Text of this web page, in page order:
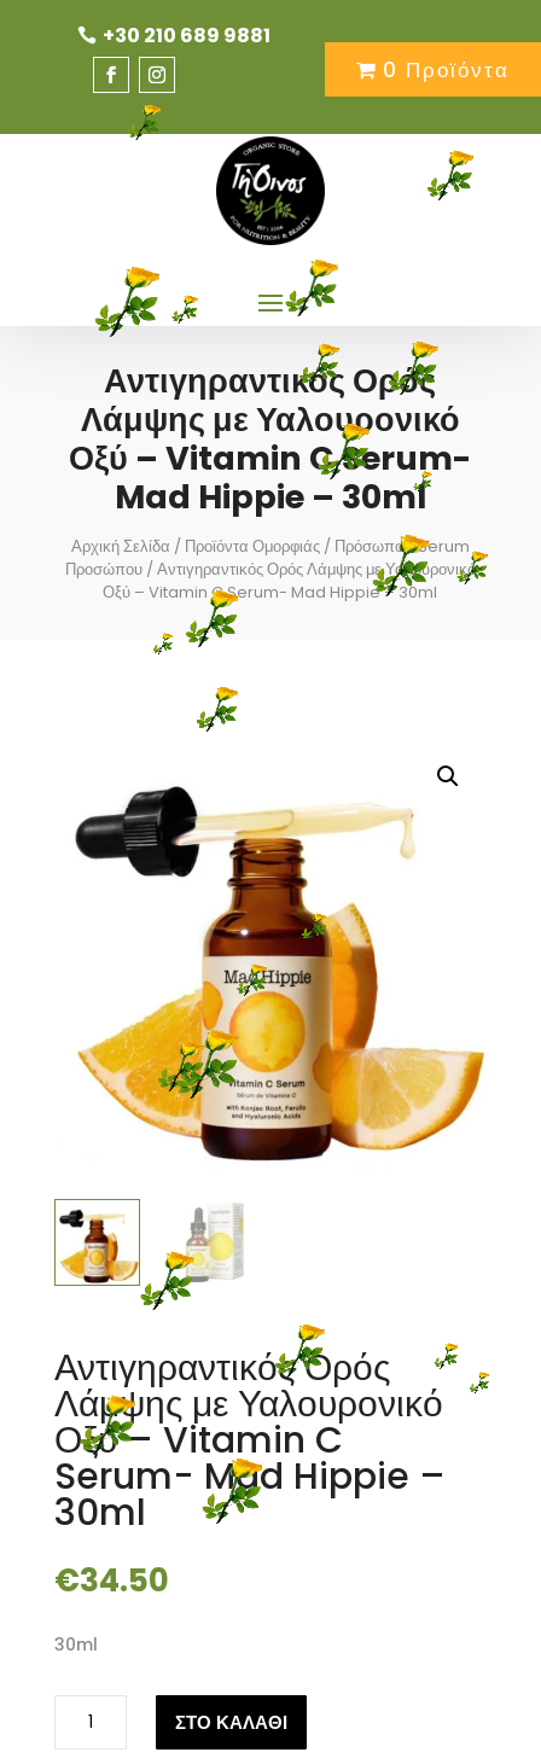
+30 210 689 9881
0 Προϊόντα
Αντιγηραντικός Ορός
Λάμψης με Υαλουρονικό
Οξύ – Vitamin C Serum-
Mad Hippie – 30ml
Αρχική Σελίδα / Προϊόντα Ομορφιάς/ Πρόσωπο/Serum
Προσώπου/ Αντιγηραντικός Ορός Λάμψης με Υαλουρονικό
Οξύ – Vitamin C Serum- Mad Hippie – 30ml
Αντιγηραντικός Ορός
Λάμψης με Υαλουρονικό
Οξύ – Vitamin C
Serum- Mad Hippie –
30ml
€34.50
30ml
Ορός
ΣΤΟ ΚΑΛΑΘΙ